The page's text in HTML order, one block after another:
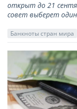
открыт до 21
совет выберет
Банкноты стран мира